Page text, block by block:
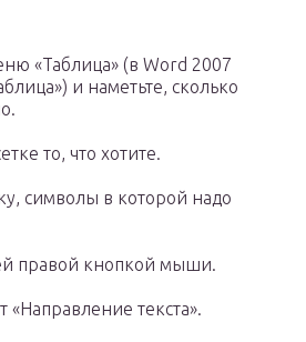
«Таблица» (в Word 2007
и наметьте, сколько
то, что хотите.
символы в которой надо
правой кнопкой мыши.
«Направление текста».